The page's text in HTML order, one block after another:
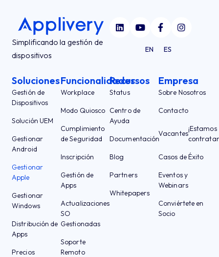
Simplificando la gestión de
dispositivos
EN ES
Soluciones
Gestión de
Dispositivos
Solución UEM
Gestionar
Android
Gestionar
Apple
Gestionar
Windows
Distribución de
Apps
Precios
Funcionalidades
Workplace
Modo Quiosco
Cumplimiento
de Seguridad
Inscripción
Gestión de
Apps
Actualizaciones
SO
Gestionadas
Soporte
Remoto
Recursos
Status
Centro de
Ayuda
Documentación
Blog
Partners
Whitepapers
Empresa
Sobre Nosotros
Contacto
Vacantes
¡Estamos
Casos de Éxito
Eventos y
Webinars
Conviértete en
Socio